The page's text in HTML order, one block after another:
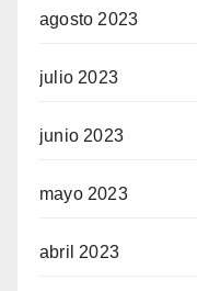
agosto 2023
julio 2023
junio 2023
mayo 2023
abril 2023